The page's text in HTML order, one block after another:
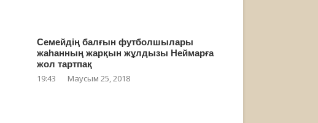
Семейдің балғын футболшылары
жаһанның жарқын жұлдызы Неймарға
жол тартпақ
19:43 Маусым 25, 2018